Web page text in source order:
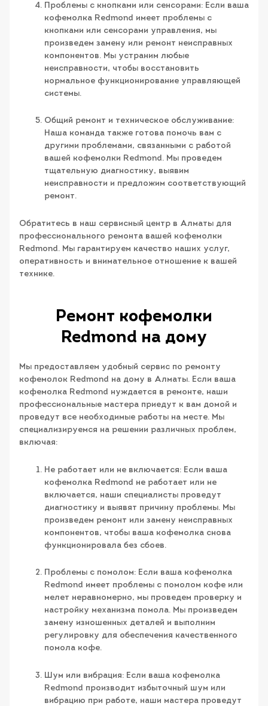
Проблемы с кнопками или сенсорами: Если ваша
кофемолка Redmond имеет проблемы с
кнопками или сенсорами управления, мы
произведем замену или ремонт неисправных
компонентов. Мы устраним любые
неисправности, чтобы восстановить
нормальное функционирование управляющей
системы.
Общий ремонт и техническое обслуживание:
Наша команда также готова помочь вам с
другими проблемами, связанными с работой
вашей кофемолки Redmond. Мы проведем
тщательную диагностику, выявим
неисправности и предложим соответствующий
ремонт.
Обратитесь в наш сервисный центр в Алматы для
профессионального ремонта вашей кофемолки
Redmond. Мы гарантируем качество наших услуг,
оперативность и внимательное отношение к вашей
технике.
Ремонт кофемолки
Redmond на дому
Мы предоставляем удобный сервис по ремонту
кофемолок Redmond на дому в Алматы. Если ваша
кофемолка Redmond нуждается в ремонте, наши
профессиональные мастера приедут к вам домой и
проведут все необходимые работы на месте. Мы
специализируемся на решении различных проблем,
включая:
Не работает или не включается: Если ваша
кофемолка Redmond не работает или не
включается, наши специалисты проведут
диагностику и выявят причину проблемы. Мы
произведем ремонт или замену неисправных
компонентов, чтобы ваша кофемолка снова
функционировала без сбоев.
Проблемы с помолом: Если ваша кофемолка
Redmond имеет проблемы с помолом кофе или
мелет неравномерно, мы проведем проверку и
настройку механизма помола. Мы произведем
замену изношенных деталей и выполним
регулировку для обеспечения качественного
помола кофе.
Шум или вибрация: Если ваша кофемолка
Redmond производит избыточный шум или
вибрацию при работе, наши мастера проведут